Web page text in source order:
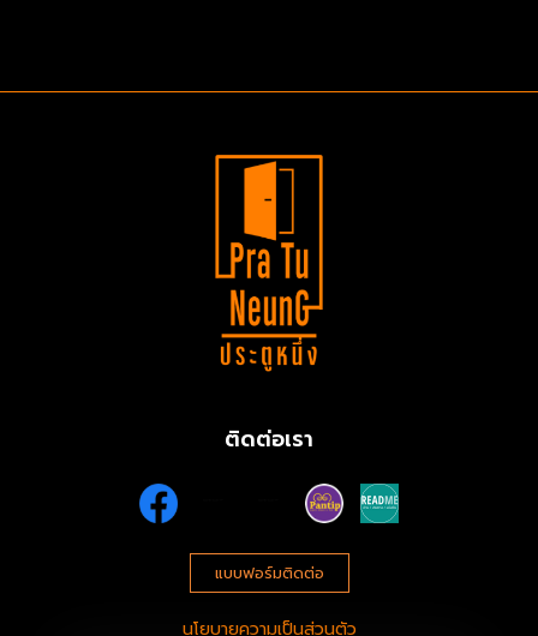
ติดต่อเรา
แบบฟอร์มติดต่อ
นโยบายความเป็นส่วนตัว